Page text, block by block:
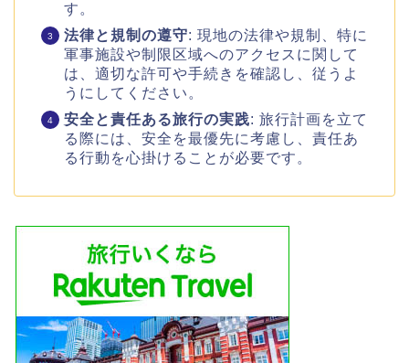
す。
法律と規制の遵守: 現地の法律や規制、特に
軍事施設や制限区域へのアクセスに関して
は、適切な許可や手続きを確認し、従うよ
うにしてください。
安全と責任ある旅行の実践: 旅行計画を立て
る際には、安全を最優先に考慮し、責任あ
る行動を心掛けることが必要です。